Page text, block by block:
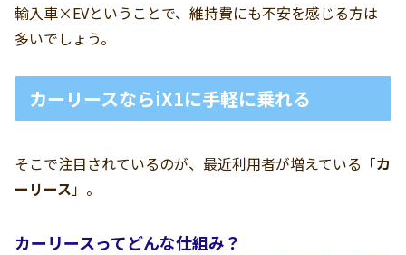
輸入車×EVということで、維持費にも不安を感じる方は
多いでしょう。
カーリースならiX1に手軽に乗れる
そこで注目されているのが、最近利用者が増えている「カ
ーリース 」。
カーリースってどんな仕組み？